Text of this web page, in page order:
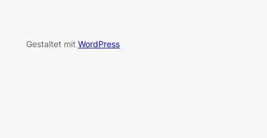
Gestaltet mit WordPress